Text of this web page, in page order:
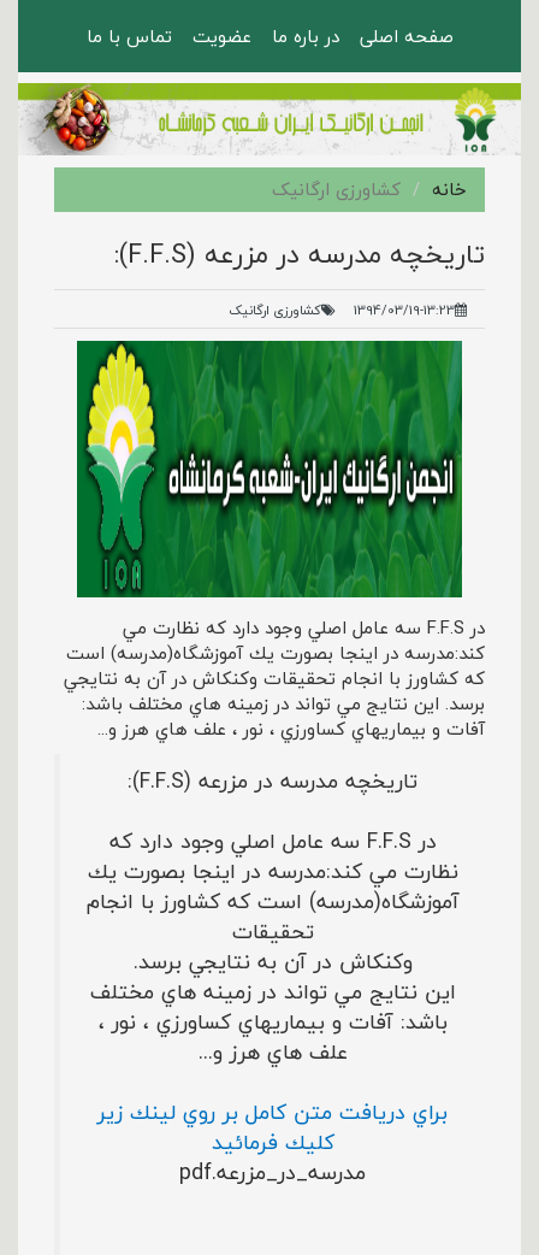
صفحه اصلی در باره ما عضویت تماس با ما
خانه کشاورزی ارگانیک
تاریخچه مدرسه در مزرعه (F.F.S):
1394/03/19-13:23 کشاورزی ارگانیک
در F.F.S سه عامل اصلي وجود دارد كه نظارت مي
كند:مدرسه در اينجا بصورت يك آموزشگاه(مدرسه) است
كه كشاورز با انجام تحقيقات وكنكاش در آن به نتايجي
برسد. اين نتايج مي تواند در زمينه هاي مختلف باشد:
آفات و بيماريهاي كساورزي ، نور ، علف هاي هرز و...
تاریخچه مدرسه در مزرعه (F.F.S):
در F.F.S سه عامل اصلي وجود دارد كه
نظارت مي كند:مدرسه در اينجا بصورت يك
آموزشگاه(مدرسه) است كه كشاورز با انجام
تحقيقات
وكنكاش در آن به نتايجي برسد.
اين نتايج مي تواند در زمينه هاي مختلف
باشد: آفات و بيماريهاي كساورزي ، نور ،
علف هاي هرز و...
براي دريافت متن كامل بر روي لينك زير
كليك فرمائيد
مدرسه_در_مزرعه.pdf